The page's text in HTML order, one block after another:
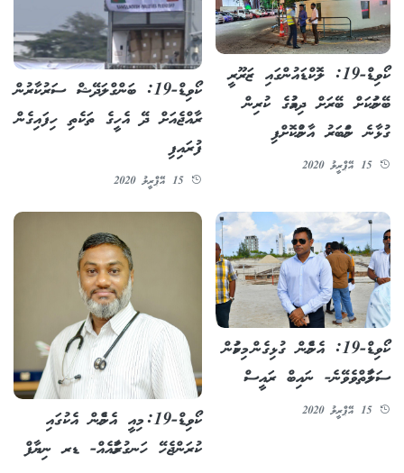
ކޯވިޑް-19: ލޮކްޑައުންގައި ޒަރޫރީ
ބޭނުމަކަށް ބޭރަށް ދިއުމުގެ ކުރިން
ގުޅާނެ ނަމްބަރު އާންމުކޮށްފި
15 އޭޕްރީލު 2020
ކޯވިޑް-19: ބަންގްލަދޭޝް ސަރުކާރުން
ރާއްޖެއަށް ދޭ އެހީގެ ތަކެތި ހިފައިގެން
ފުރައިފި
15 އޭޕްރީލު 2020
ކޯވިޑް-19: އެންމެން ގުޅިގެން މިކަމުން
ސަލާމަތްވެވޭނެ- ނައިބް ރައީސް
15 އޭޕްރީލު 2020
ކޯވިޑް-19: މިއީ އެންމެން އެކުގައި
ކުރަންޖެހޭ ހަނގުރާމައެއް- ޑރ ނިޔާފް